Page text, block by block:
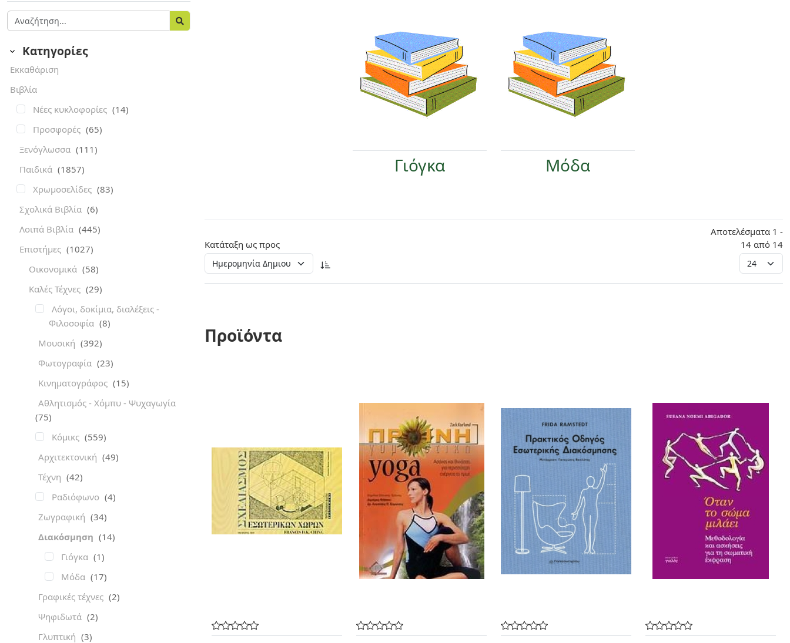
Γιόγκα Μόδα
Κατάταξη ως προς
Αποτελέσματα 1 -
14 από 14
Προϊόντα
Κατηγορίες
Εκκαθάριση
Βιβλία
Νέες κυκλοφορίες (14)
Προσφορές (65)
Ξενόγλωσσα (111)
Παιδικά (1857)
Χρωμοσελίδες (83)
Σχολικά Βιβλία (6)
Λοιπά Βιβλία (445)
Επιστήμες (1027)
Οικονομικά (58)
Καλές Τέχνες (29)
Λόγοι, δοκίμια, διαλέξεις -
Φιλοσοφία (8)
Μουσική (392)
Φωτογραφία (23)
Κινηματογράφος (15)
Αθλητισμός - Χόμπυ - Ψυχαγωγία
(75)
Κόμικς (559)
Αρχιτεκτονική (49)
Τέχνη (42)
Ραδιόφωνο (4)
Ζωγραφική (34)
Διακόσμηση (14)
Γιόγκα (1)
Μόδα (17)
Γραφικές τέχνες (2)
Ψηφιδωτά (2)
Γλυπτική (3)